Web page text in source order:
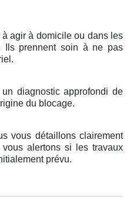
agir à domicile ou dans les
Ils prennent soin à ne pas
un diagnostic approfondi de
du blocage.
vous détaillons clairement
alertons si les travaux
prévu.